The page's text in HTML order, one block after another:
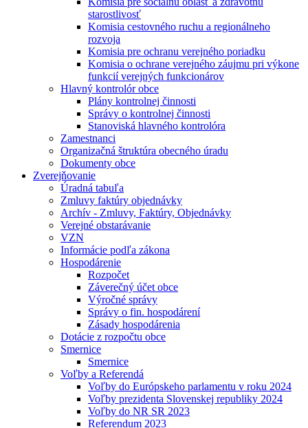
starostlivosť
Komisia cestovného ruchu a regionálneho
rozvoja
Komisia pre ochranu verejného poriadku
Komisia o ochrane verejného záujmu pri výkone
funkcií verejných funkcionárov
Hlavný kontrolór obce
Plány kontrolnej činnosti
Správy o kontrolnej činnosti
Stanoviská hlavného kontrolóra
Zamestnanci
Organizačná štruktúra obecného úradu
Dokumenty obce
Zverejňovanie
Úradná tabuľa
Zmluvy faktúry objednávky
Archív - Zmluvy, Faktúry, Objednávky
Verejné obstarávanie
VZN
Informácie podľa zákona
Hospodárenie
Rozpočet
Záverečný účet obce
Výročné správy
Správy o fin. hospodárení
Zásady hospodárenia
Dotácie z rozpočtu obce
Smernice
Smernice
Voľby a Referendá
Voľby do Európskeho parlamentu v roku 2024
Voľby prezidenta Slovenskej republiky 2024
Voľby do NR SR 2023
Referendum 2023